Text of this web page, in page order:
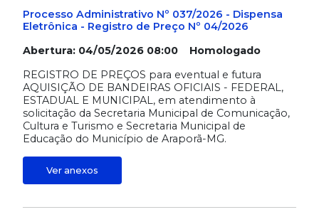
Processo Administrativo Nº 037/2026 - Dispensa
Eletrônica - Registro de Preço Nº 04/2026
Abertura: 04/05/2026 08:00 Homologado
REGISTRO DE PREÇOS para eventual e futura
AQUISIÇÃO DE BANDEIRAS OFICIAIS - FEDERAL,
ESTADUAL E MUNICIPAL, em atendimento à
solicitação da Secretaria Municipal de Comunicação,
Cultura e Turismo e Secretaria Municipal de
Educação do Município de Araporã-MG.
Ver anexos